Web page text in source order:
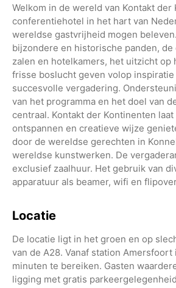
Welkom in de wereld van Kontakt der
conferentiehotel in het hart van
wereldse gastvrijheid mogen
bijzondere en historische panden, de
zalen en hotelkamers, het uitzicht op
frisse boslucht geven volop inspiratie
succesvolle vergadering.
van het programma en het doel van
centraal. Kontakt der Kontinenten
ontspannen en creatieve wijze
door de wereldse gerechten in
wereldse kunstwerken. De
exclusief zaalhuur. Het gebruik van
apparatuur als beamer, wifi en
Locatie
De locatie ligt in het groen en op
van de A28. Vanaf station Amersfoort
minuten te bereiken. Gasten
ligging met gratis